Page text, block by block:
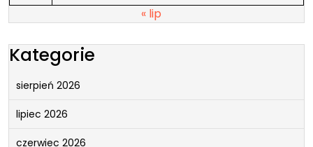
« lip
Kategorie
sierpień 2026
lipiec 2026
czerwiec 2026